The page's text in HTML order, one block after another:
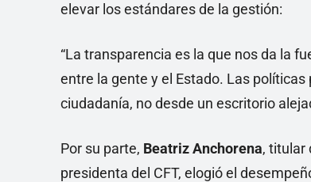
elevar los estándares de la gestión:
“La transparencia es la que nos da la
entre la gente y el Estado. Las
ciudadanía, no desde un escritorio
Por su parte, Beatriz Anchorena, titular
presidenta del CFT, elogió el